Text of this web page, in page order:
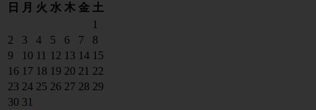
日
月 火 水 木 金 土
1
2
3 4 5 6 7
8
9
10 11 12 13 14 15
16 17 18 19 20 21 22
23 24 25 26 27 28 29
30 31